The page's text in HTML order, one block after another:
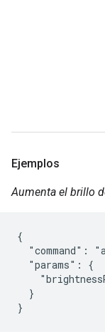
Ejemplos
Aumenta el brillo
{
"command":
  "params": {
  }
}